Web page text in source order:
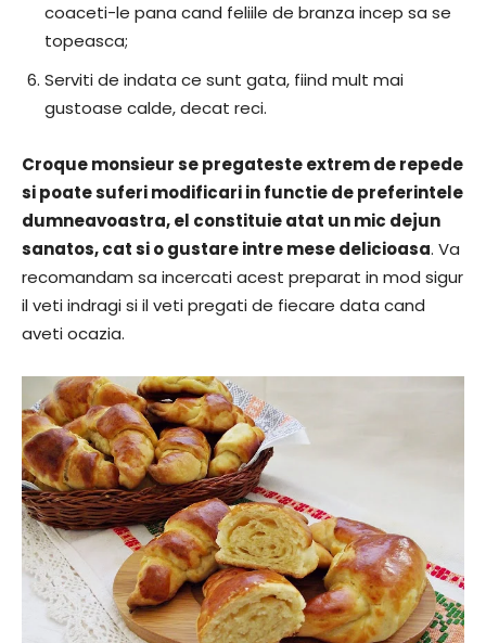
coaceti-le pana cand feliile de branza incep sa se
topeasca;
Serviti de indata ce sunt gata, fiind mult mai
gustoase calde, decat reci.
Croque monsieur se pregateste extrem de repede
si poate suferi modificari in functie de preferintele
dumneavoastra, el constituie atat un mic dejun
sanatos, cat si o gustare intre mese delicioasa. Va
recomandam sa incercati acest preparat in mod sigur
il veti indragi si il veti pregati de fiecare data cand
aveti ocazia.